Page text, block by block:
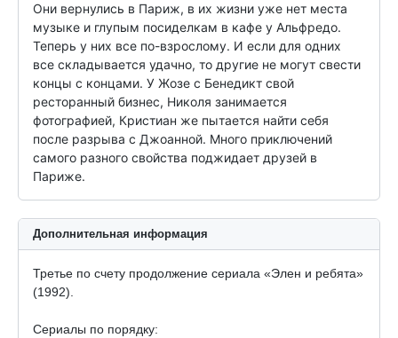
Они вернулись в Париж, в их жизни уже нет места
музыке и глупым посиделкам в кафе у Альфредо.
Теперь у них все по-взрослому. И если для одних
все складывается удачно, то другие не могут свести
концы с концами. У Жозе с Бенедикт свой
ресторанный бизнес, Николя занимается
фотографией, Кристиан же пытается найти себя
после разрыва с Джоанной. Много приключений
самого разного свойства поджидает друзей в
Париже.
Дополнительная информация
Третье по счету продолжение сериала «Элен и ребята»
(1992).
Сериалы по порядку: